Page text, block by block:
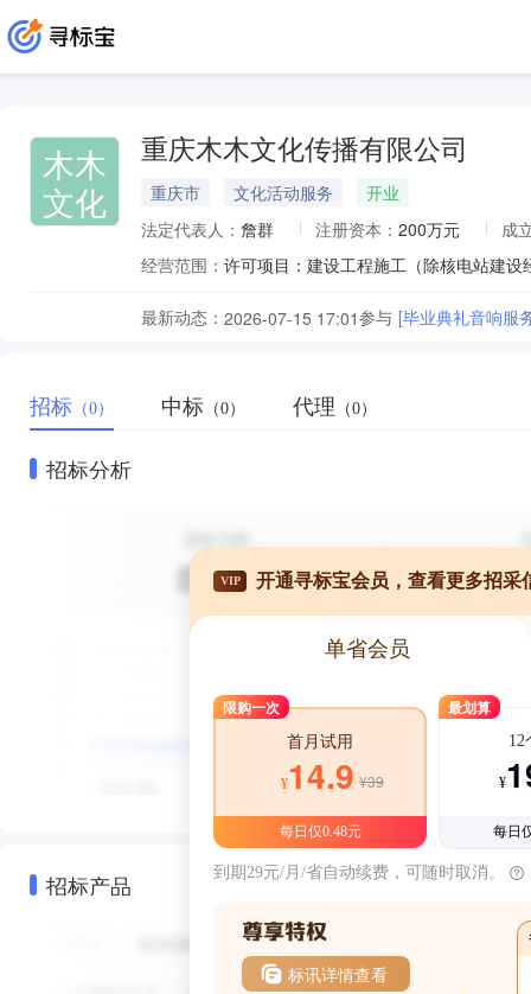
木木
文化
重庆木木文化传播有限公司
重庆市 文化活动服务
开业
法定代表人： 詹群 注册资本： 200万元
成
经营范围：
最新动态： 2026-07-15 17:01参与 [毕业典礼音响服
招标 （0） 中标 （0） 代理 （0）
招标分析
招标产品
VIP 开通寻标宝会员，查看更多招采
单省会员
限购一次
首月试用
¥14.9 ¥39
每日仅0.48元
最划算
12
¥
每日
到期29元/月/省自动续费，可随时取消。
标讯详情查看